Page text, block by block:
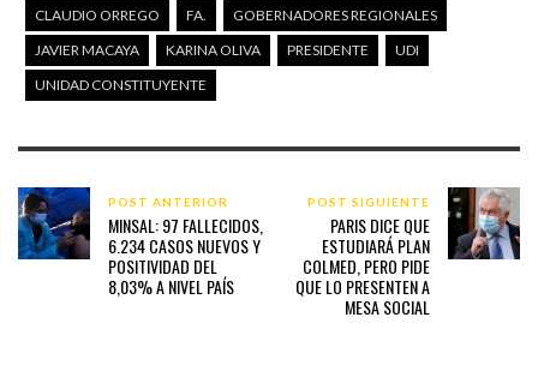
CLAUDIO ORREGO
FA.
GOBERNADORES REGIONALES
JAVIER MACAYA
KARINA OLIVA PRESIDENTE
UDI
UNIDAD CONSTITUYENTE
POST ANTERIOR
MINSAL: 97 FALLECIDOS,
6.234 CASOS NUEVOS Y
POSITIVIDAD DEL
8,03% A NIVEL PAÍS
POST SIGUIENTE
PARIS DICE QUE
ESTUDIARÁ PLAN
COLMED, PERO PIDE
QUE LO PRESENTEN A
MESA SOCIAL